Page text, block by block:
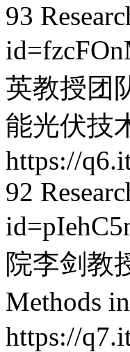
93
英教授团
能光伏技
https://
92
院李剑教
Methods
https://